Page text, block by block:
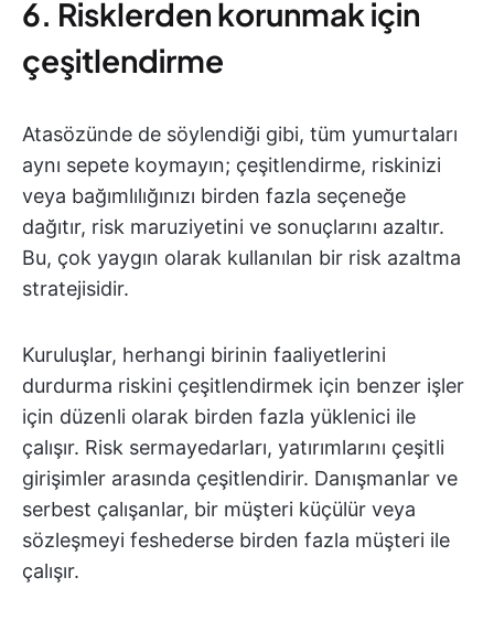
6. Risklerden korunmak için
çeşitlendirme
Atasözünde de söylendiği gibi, tüm yumurtaları
aynı sepete koymayın; çeşitlendirme, riskinizi
veya bağımlılığınızı birden fazla seçeneğe
dağıtır, risk maruziyetini ve sonuçlarını azaltır.
Bu, çok yaygın olarak kullanılan bir risk azaltma
stratejisidir.
Kuruluşlar, herhangi birinin faaliyetlerini
durdurma riskini çeşitlendirmek için benzer işler
için düzenli olarak birden fazla yüklenici ile
çalışır. Risk sermayedarları, yatırımlarını çeşitli
girişimler arasında çeşitlendirir. Danışmanlar ve
serbest çalışanlar, bir müşteri küçülür veya
sözleşmeyi feshederse birden fazla müşteri ile
çalışır.